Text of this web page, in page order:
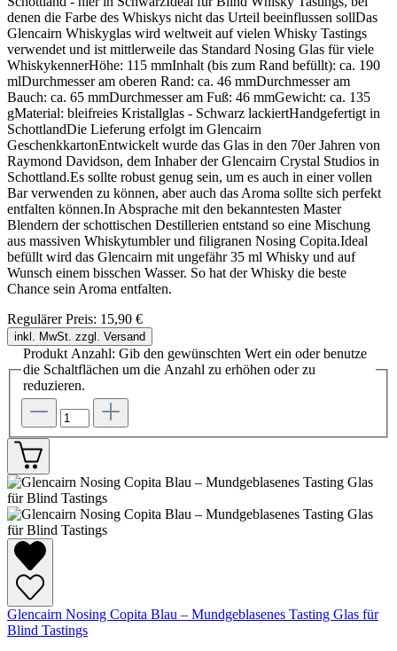
denen die Farbe des Whiskys nicht das Urteil beeinflussen sollDas
Glencairn Whiskyglas wird weltweit auf vielen Whisky Tastings
verwendet und ist mittlerweile das Standard Nosing Glas für viele
WhiskykennerHöhe: 115 mmInhalt (bis zum Rand befüllt): ca. 190
mlDurchmesser am oberen Rand: ca. 46 mmDurchmesser am
Bauch: ca. 65 mmDurchmesser am Fuß: 46 mmGewicht: ca. 135
gMaterial: bleifreies Kristallglas - Schwarz lackiertHandgefertigt in
SchottlandDie Lieferung erfolgt im Glencairn
GeschenkkartonEntwickelt wurde das Glas in den 70er Jahren von
Raymond Davidson, dem Inhaber der Glencairn Crystal Studios in
Schottland.Es sollte robust genug sein, um es auch in einer vollen
Bar verwenden zu können, aber auch das Aroma sollte sich perfekt
entfalten können.In Absprache mit den bekanntesten Master
Blendern der schottischen Destillerien entstand so eine Mischung
aus massiven Whiskytumbler und filigranen Nosing Copita.Ideal
befüllt wird das Glencairn mit ungefähr 35 ml Whisky und auf
Wunsch einem bisschen Wasser. So hat der Whisky die beste
Chance sein Aroma entfalten.
Regulärer Preis: 15,90 €
inkl. MwSt. zzgl. Versand
Produkt Anzahl: Gib den gewünschten Wert ein oder benutze
die Schaltflächen um die Anzahl zu erhöhen oder zu
reduzieren.
Glencairn Nosing Copita Blau – Mundgeblasenes Tasting Glas für
Blind Tastings